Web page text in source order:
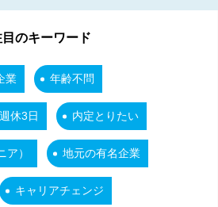
目のキーワード
業 年齢不問
週休3日 内定とりたい
） 地元の有名企業
キャリアチェンジ